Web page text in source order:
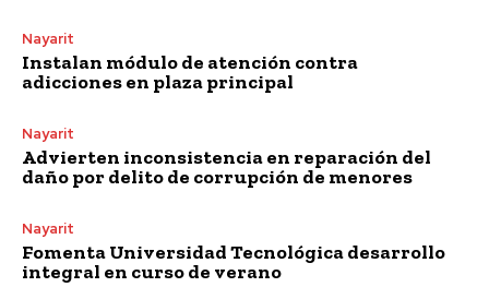
Nayarit
Instalan módulo de atención contra
adicciones en plaza principal
Nayarit
Advierten inconsistencia en reparación del
daño por delito de corrupción de menores
Nayarit
Fomenta Universidad Tecnológica desarrollo
integral en curso de verano